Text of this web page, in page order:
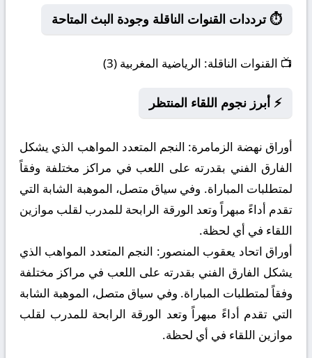
⏱️ ترددات القنوات الناقلة وجودة البث المتاحة
📺 القنوات الناقلة: الرياضية المغربية (3)
⚡ أبرز نجوم اللقاء المنتظر
أوراق نهضة الزمامرة: النجم المتعدد المواهب الذي يشكل
الفارق الفني بقدرته على اللعب في مراكز مختلفة وفقاً
لمتطلبات المباراة. وفي سياق متصل، الموهبة الشابة التي
تقدم أداءً مبهراً وتعد الورقة الرابحة للمدرب لقلب موازين
اللقاء في أي لحظة.
أوراق اتحاد يعقوب المنصور: النجم المتعدد المواهب الذي
يشكل الفارق الفني بقدرته على اللعب في مراكز مختلفة
وفقاً لمتطلبات المباراة. وفي سياق متصل، الموهبة الشابة
التي تقدم أداءً مبهراً وتعد الورقة الرابحة للمدرب لقلب
موازين اللقاء في أي لحظة.